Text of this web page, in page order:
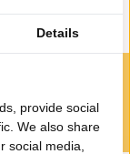
Details
provide social
We also share
social media,